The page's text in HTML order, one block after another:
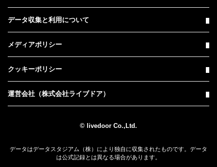
データ収集と利用について
メディアポリシー
クッキーポリシー
運営会社（株式会社ライブドア）
© livedoor Co.,Ltd.
データはデータスタジアム（株）により独自に収集されたものです。データ
は公式記録とは異なる場合があります。